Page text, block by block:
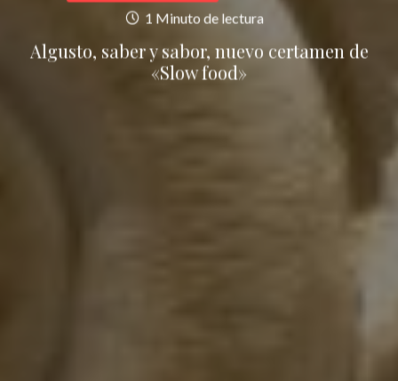
1 Minuto de lectura
Algusto, saber y sabor, nuevo certamen de
«Slow food»